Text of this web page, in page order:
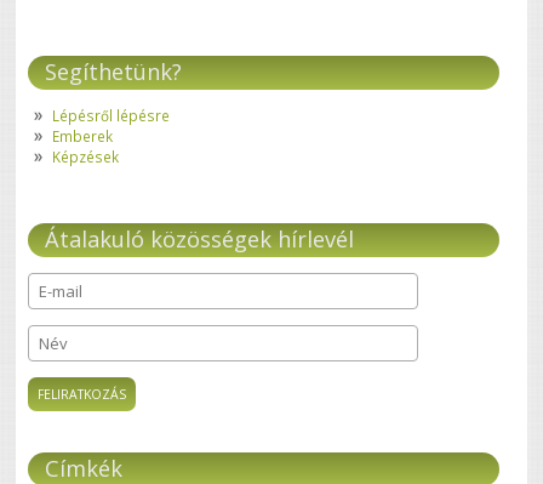
Segíthetünk?
Lépésről lépésre
Emberek
Képzések
Átalakuló közösségek hírlevél
E-mail*
Név
Címkék